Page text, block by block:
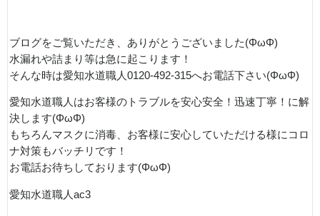
ブログをご覧いただき、ありがとうございました(ΦωΦ)
水漏れや詰まり等は急に起こります！
そんな時は愛知水道職人0120-492-315へお電話下さい(ΦωΦ)
愛知水道職人はお客様のトラブルを安心安全！迅速丁寧！に解
決します(ΦωΦ)
もちろんマスクに消毒、お客様に安心していただける様にコロ
ナ対策もバッチリです！
お電話お待ちしております(ΦωΦ)
愛知水道職人ac3